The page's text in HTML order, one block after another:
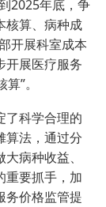
2025年底，争
核算、病种成
开展科室成本
开展医疗服务
”。
科学合理的
算法，通过分
病种收益、
重要抓手，加
务价格监管提